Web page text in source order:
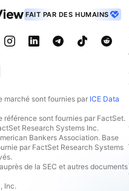
FAIT PAR DES HUMAINS
marché sont fournies par ICE Data
référence sont fournies par FactSet.
Research Systems Inc.
Bankers Association. Base
par FactSet Research Systems
de la SEC et autres documents
Inc.